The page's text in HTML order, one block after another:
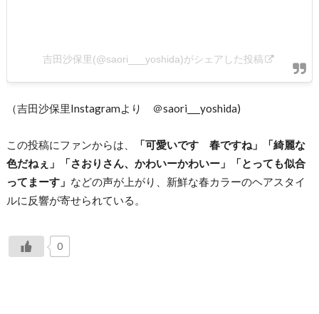
吉田沙保里(@saori___yoshida)がシェアした投稿
（吉田沙保里Instagramより ＠saori___yoshida)
この投稿にファンからは、
「可愛いです 春ですね」「綺麗な
色だねぇ」「さおりさん、かわいーかわいー」「とっても似合
ってまーす」 などの声が上がり、新鮮な春カラーのヘアスタイ
ルに反響が寄せられている。
0